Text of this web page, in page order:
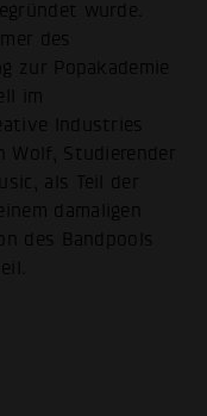
wurde.
des
zur Popakademie
im
Industries
Wolf, Studierender
als Teil der
damaligen
des Bandpools